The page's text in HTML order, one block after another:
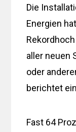
Die
Energien
aller neuen
oder
berichtet
Fast 64